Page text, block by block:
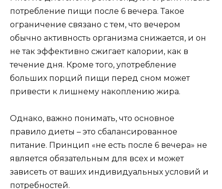
потребление пищи после 6 вечера. Такое
ограничение связано с тем, что вечером
обычно активность организма снижается, и он
не так эффективно сжигает калории, как в
течение дня. Кроме того, употребление
больших порций пищи перед сном может
привести к лишнему накоплению жира.
Однако, важно понимать, что основное
правило диеты – это сбалансированное
питание. Принцип «не есть после 6 вечера» не
является обязательным для всех и может
зависеть от ваших индивидуальных условий и
потребностей.